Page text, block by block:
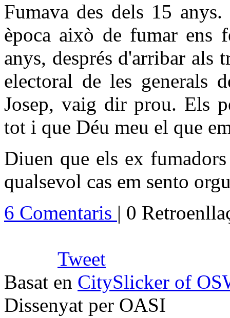
Fumava des dels 15
època això de fumar ens
anys, després d'arribar als
electoral de les generals
Josep, vaig dir prou. Els
tot i que Déu meu el que
Diuen que els ex
qualsevol cas em sento
6 Comentaris | 0
Tweet
Basat en CitySlicker of
Dissenyat per OASI